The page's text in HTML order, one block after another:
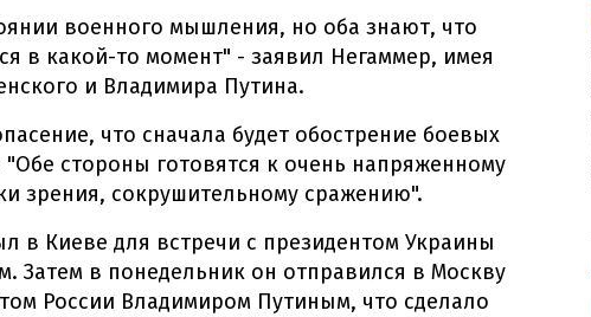
военного мышления, но оба знают, что
в какой-то момент" - заявил Негаммер, имея
и Владимира Путина.
что сначала будет обострение боевых
"Обе стороны готовятся к очень напряженному
зрения, сокрушительному сражению".
в Киеве для встречи с президентом Украины
Затем в понедельник он отправился в Москву
России Владимиром Путиным, что сделало